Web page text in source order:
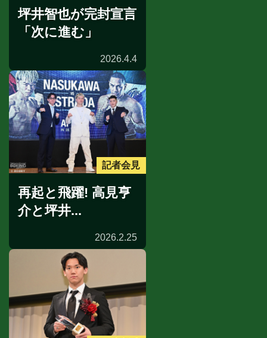
坪井智也が完封宣言
「次に進む」
2026.4.4
記者会見
再起と飛躍! 高見亨
介と坪井...
2026.2.25